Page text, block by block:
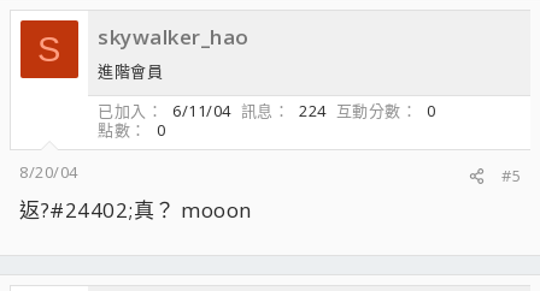
S skywalker_hao
進階會員
已加入
6/11/04 訊息 224 互動分數
0
點數
0
8/20/04
#5
返?#24402;真？ mooon